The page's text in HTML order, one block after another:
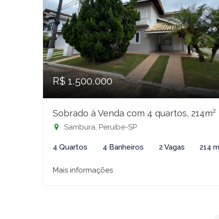
R$ 1.500.000
Sobrado à Venda com 4 quartos, 214m²
Sambura, Peruíbe-SP
4 Quartos 4 Banheiros 2 Vagas 214
Mais informações